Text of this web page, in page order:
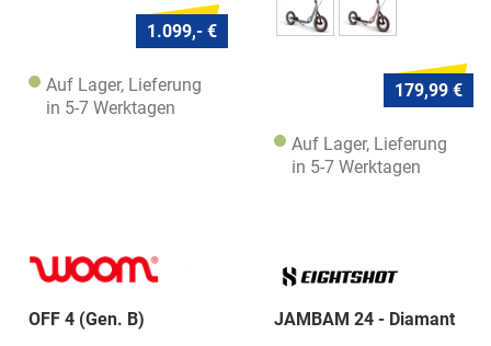
1.099,- €
Auf Lager, Lieferung
in 5-7 Werktagen
179,99 €
Auf Lager, Lieferung
in 5-7 Werktagen
OFF 4 (Gen. B) JAMBAM 24 - Diamant